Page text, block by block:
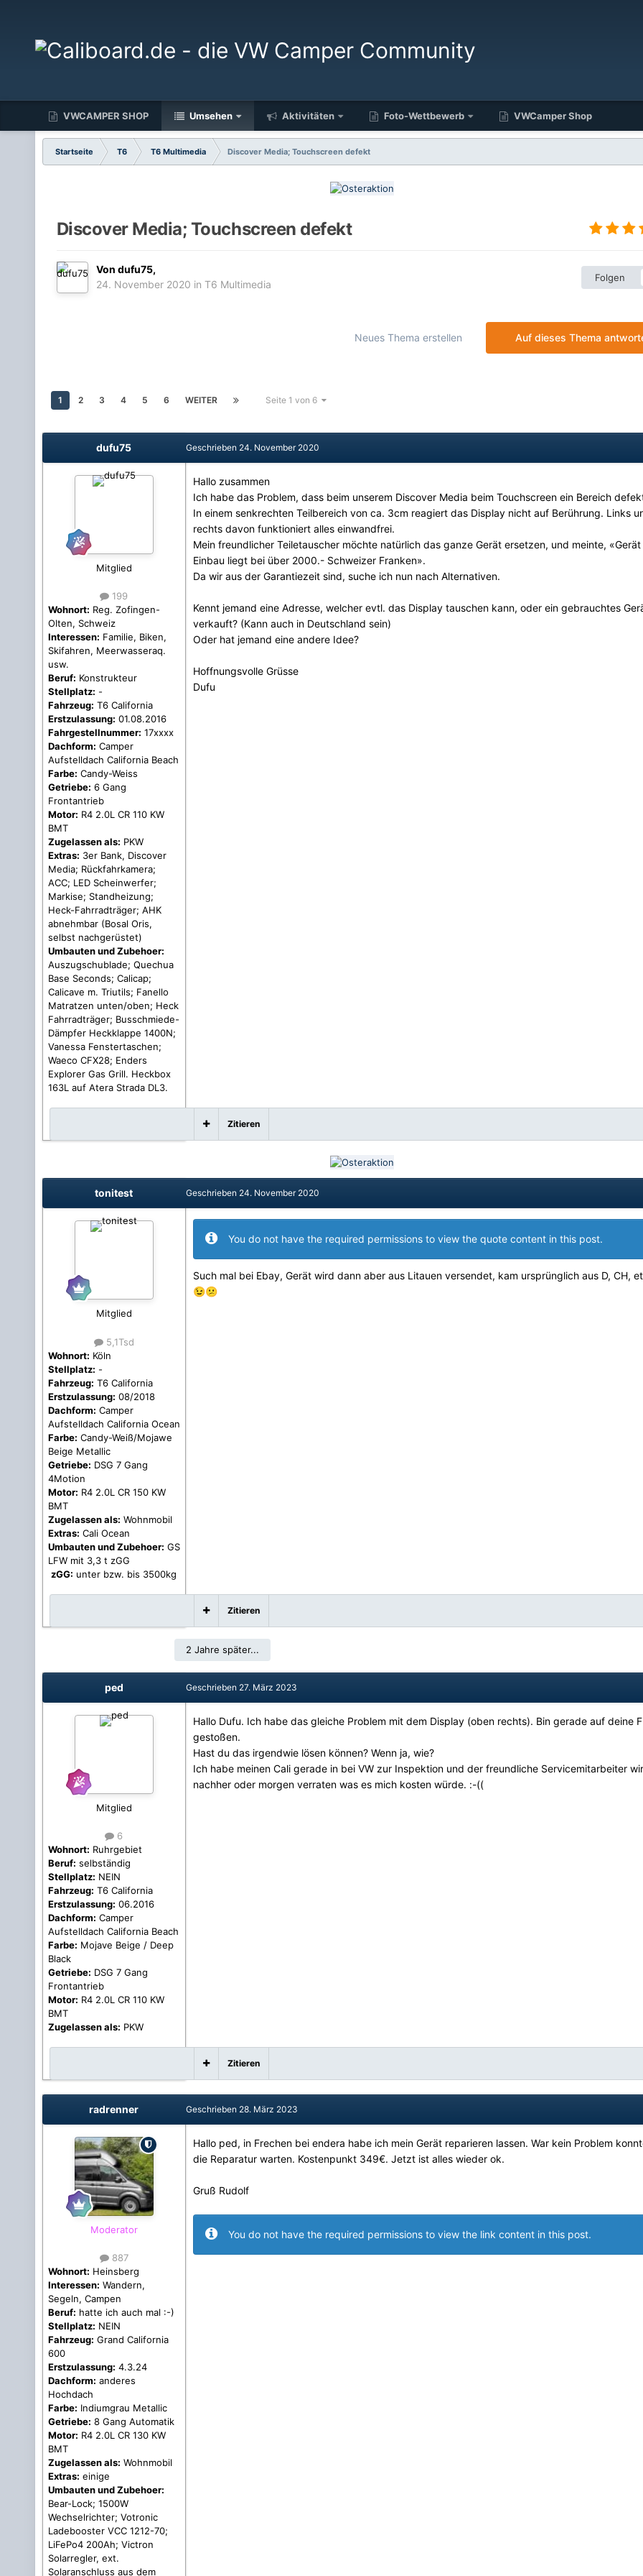
VWCAMPER SHOP Umsehen Aktivitäten Foto-Wettbewerb VWCamper Shop
Startseite T6 T6 Multimedia Discover Media; Touchscreen defekt
Discover Media; Touchscreen defekt
Von dufu75,
24. November 2020 in T6 Multimedia
Folgen
Auf dieses Thema
Neues Thema erstellen
1 2 3 4 5 6 WEITER Seite 1 von 6
dufu75
Mitglied
199
Wohnort: Reg. Zofingen-
Olten, Schweiz
Interessen: Familie, Biken,
Skifahren, Meerwasseraq.
usw.
Beruf: Konstrukteur
Stellplatz: -
Fahrzeug: T6 California
Erstzulassung: 01.08.2016
Fahrgestellnummer: 17xxxx
Dachform: Camper
Aufstelldach California Beach
Farbe: Candy-Weiss
Getriebe: 6 Gang
Frontantrieb
Motor: R4 2.0L CR 110 KW
BMT
Zugelassen als: PKW
Extras: 3er Bank, Discover
Media; Rückfahrkamera;
ACC; LED Scheinwerfer;
Markise; Standheizung;
Heck-Fahrradträger; AHK
abnehmbar (Bosal Oris,
selbst nachgerüstet)
Umbauten und Zubehoer:
Auszugschublade; Quechua
Base Seconds; Calicap;
Calicave m. Triutils; Fanello
Matratzen unten/oben; Heck
Fahrradträger; Busschmiede-
Dämpfer Heckklappe 1400N;
Vanessa Fenstertaschen;
Waeco CFX28; Enders
Explorer Gas Grill. Heckbox
163L auf Atera Strada DL3.
Geschrieben 24. November 2020
Hallo zusammen
Ich habe das Problem, dass beim unserem Discover Media beim Touchscreen ein Bereich
In einem senkrechten Teilbereich von ca. 3cm reagiert das Display nicht auf Berührung. Links
rechts davon funktioniert alles einwandfrei.
Mein freundlicher Teiletauscher möchte natürlich das ganze Gerät ersetzen, und meinte, «Gerät
Einbau liegt bei über 2000.- Schweizer Franken».
Da wir aus der Garantiezeit sind, suche ich nun nach Alternativen.
Kennt jemand eine Adresse, welcher evtl. das Display tauschen kann, oder ein gebrauchtes
verkauft? (Kann auch in Deutschland sein)
Oder hat jemand eine andere Idee?
Hoffnungsvolle Grüsse
Dufu
Zitieren
tonitest
Mitglied
5,1Tsd
Wohnort: Köln
Stellplatz: -
Fahrzeug: T6 California
Erstzulassung: 08/2018
Dachform: Camper
Aufstelldach California Ocean
Farbe: Candy-Weiß/Mojawe
Beige Metallic
Getriebe: DSG 7 Gang
4Motion
Motor: R4 2.0L CR 150 KW
BMT
Zugelassen als: Wohnmobil
Extras: Cali Ocean
Umbauten und Zubehoer: GS
LFW mit 3,3 t zGG
zGG: unter bzw. bis 3500kg
Geschrieben 24. November 2020
You do not have the required permissions to view the quote content in this post.
Such mal bei Ebay, Gerät wird dann aber aus Litauen versendet, kam ursprünglich aus D, CH,
😉😕
Zitieren
2 Jahre später...
ped
Mitglied
6
Wohnort: Ruhrgebiet
Beruf: selbständig
Stellplatz: NEIN
Fahrzeug: T6 California
Erstzulassung: 06.2016
Dachform: Camper
Aufstelldach California Beach
Farbe: Mojave Beige / Deep
Black
Getriebe: DSG 7 Gang
Frontantrieb
Motor: R4 2.0L CR 110 KW
BMT
Zugelassen als: PKW
Geschrieben 27. März 2023
Hallo Dufu. Ich habe das gleiche Problem mit dem Display (oben rechts). Bin gerade auf deine
gestoßen.
Hast du das irgendwie lösen können? Wenn ja, wie?
Ich habe meinen Cali gerade in bei VW zur Inspektion und der freundliche Servicemitarbeiter
nachher oder morgen verraten was es mich kosten würde. :-((
Zitieren
radrenner
Moderator
887
Wohnort: Heinsberg
Interessen: Wandern,
Segeln, Campen
Beruf: hatte ich auch mal :-)
Stellplatz: NEIN
Fahrzeug: Grand California
600
Erstzulassung: 4.3.24
Dachform: anderes
Hochdach
Farbe: Indiumgrau Metallic
Getriebe: 8 Gang Automatik
Motor: R4 2.0L CR 130 KW
BMT
Zugelassen als: Wohnmobil
Extras: einige
Umbauten und Zubehoer:
Bear-Lock; 1500W
Wechselrichter; Votronic
Ladebooster VCC 1212-70;
LiFePo4 200Ah; Victron
Solarregler, ext.
Solaranschluss aus dem
Geschrieben 28. März 2023
Hallo ped, in Frechen bei endera habe ich mein Gerät reparieren lassen. War kein Problem
die Reparatur warten. Kostenpunkt 349€. Jetzt ist alles wieder ok.
Gruß Rudolf
You do not have the required permissions to view the link content in this post.